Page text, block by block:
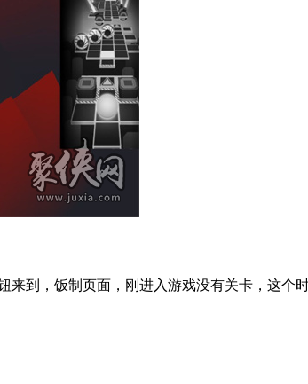
到，饭制页面，刚进入游戏没有关卡，这个